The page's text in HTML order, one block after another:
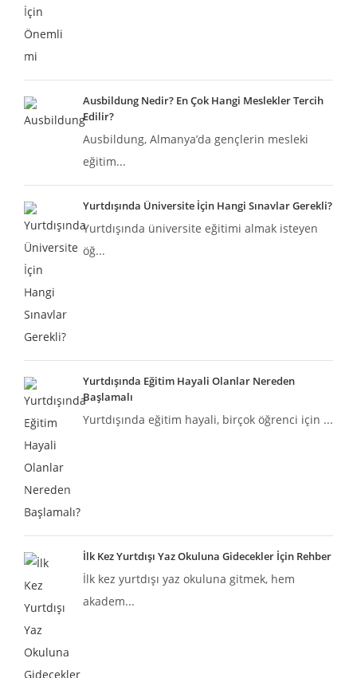
Ausbildung Nedir? En Çok Hangi Meslekler Tercih
Edilir?
Ausbildung, Almanya’da gençlerin mesleki
eğitim...
Yurtdışında Üniversite İçin Hangi Sınavlar Gerekli?
Yurtdışında üniversite eğitimi almak isteyen
öğ...
Yurtdışında Eğitim Hayali Olanlar Nereden
Başlamalı
Yurtdışında eğitim hayali, birçok öğrenci için ...
İlk Kez Yurtdışı Yaz Okuluna Gidecekler İçin Rehber
İlk kez yurtdışı yaz okuluna gitmek, hem
akadem...